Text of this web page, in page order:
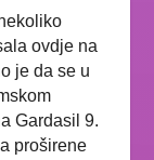
ovdje na
je da se u
Gardasil 9.
proširene